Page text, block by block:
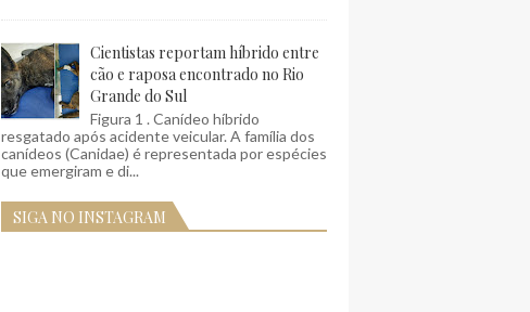
Cientistas reportam híbrido entre
cão e raposa encontrado no Rio
Grande do Sul
Figura 1 . Canídeo híbrido
resgatado após acidente veicular. A família dos
canídeos (Canidae) é representada por espécies
que emergiram e di...
SIGA NO INSTAGRAM